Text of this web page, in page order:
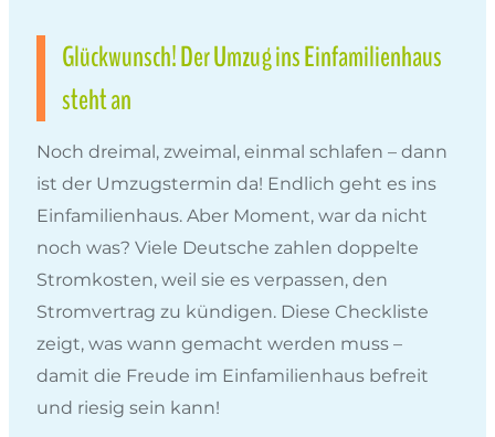
Glückwunsch! Der Umzug ins Einfamilienhaus
steht an
Noch dreimal, zweimal, einmal schlafen – dann
ist der Umzugstermin da! Endlich geht es ins
Einfamilienhaus. Aber Moment, war da nicht
noch was? Viele Deutsche zahlen doppelte
Stromkosten, weil sie es verpassen, den
Stromvertrag zu kündigen. Diese Checkliste
zeigt, was wann gemacht werden muss –
damit die Freude im Einfamilienhaus befreit
und riesig sein kann!